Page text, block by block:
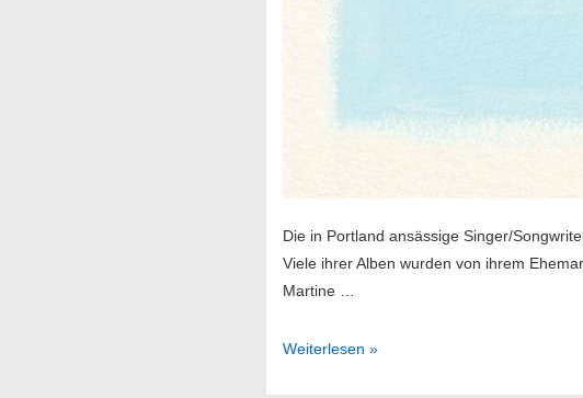
Die in Portland ansässige Singer/
Viele ihrer Alben wurden von ihrem
Martine …
Laura
Weiterlesen »